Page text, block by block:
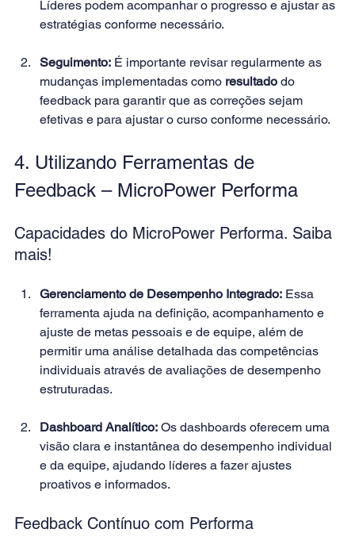
Líderes podem acompanhar o progresso e ajustar as
estratégias conforme necessário.
Seguimento: É importante revisar regularmente as
mudanças implementadas como resultado do
feedback para garantir que as correções sejam
efetivas e para ajustar o curso conforme necessário.
4. Utilizando Ferramentas de
Feedback – MicroPower Performa
Capacidades do MicroPower Performa. Saiba
mais!
Gerenciamento de Desempenho Integrado: Essa
ferramenta ajuda na definição, acompanhamento e
ajuste de metas pessoais e de equipe, além de
permitir uma análise detalhada das competências
individuais através de avaliações de desempenho
estruturadas.
Dashboard Analítico: Os dashboards oferecem uma
visão clara e instantânea do desempenho individual
e da equipe, ajudando líderes a fazer ajustes
proativos e informados.
Feedback Contínuo com Performa